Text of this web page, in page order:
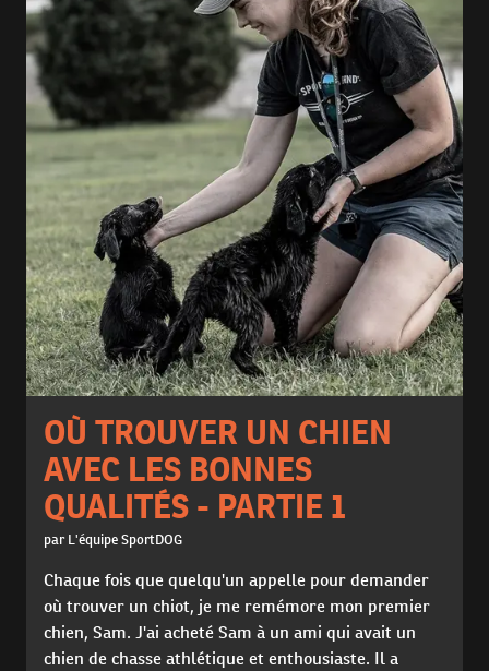
OÙ TROUVER UN CHIEN
AVEC LES BONNES
QUALITÉS - PARTIE 1
par L'équipe SportDOG
Chaque fois que quelqu'un appelle pour demander
où trouver un chiot, je me remémore mon premier
chien, Sam. J'ai acheté Sam à un ami qui avait un
chien de chasse athlétique et enthousiaste. Il a